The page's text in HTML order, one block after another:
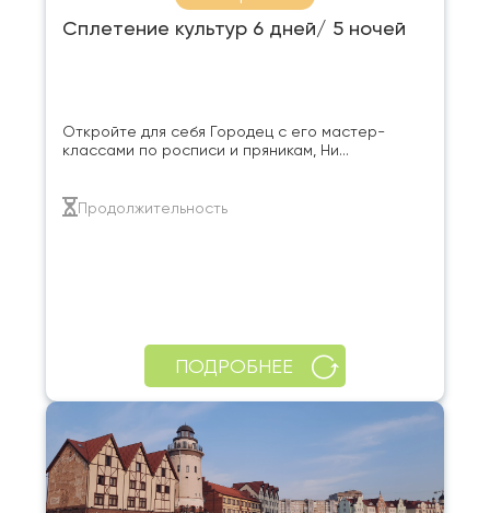
Сплетение культур 6 дней/ 5 ночей
Откройте для себя Городец с его мастер-
классами по росписи и пряникам, Ни...
Продолжительность
ПОДРОБНЕЕ